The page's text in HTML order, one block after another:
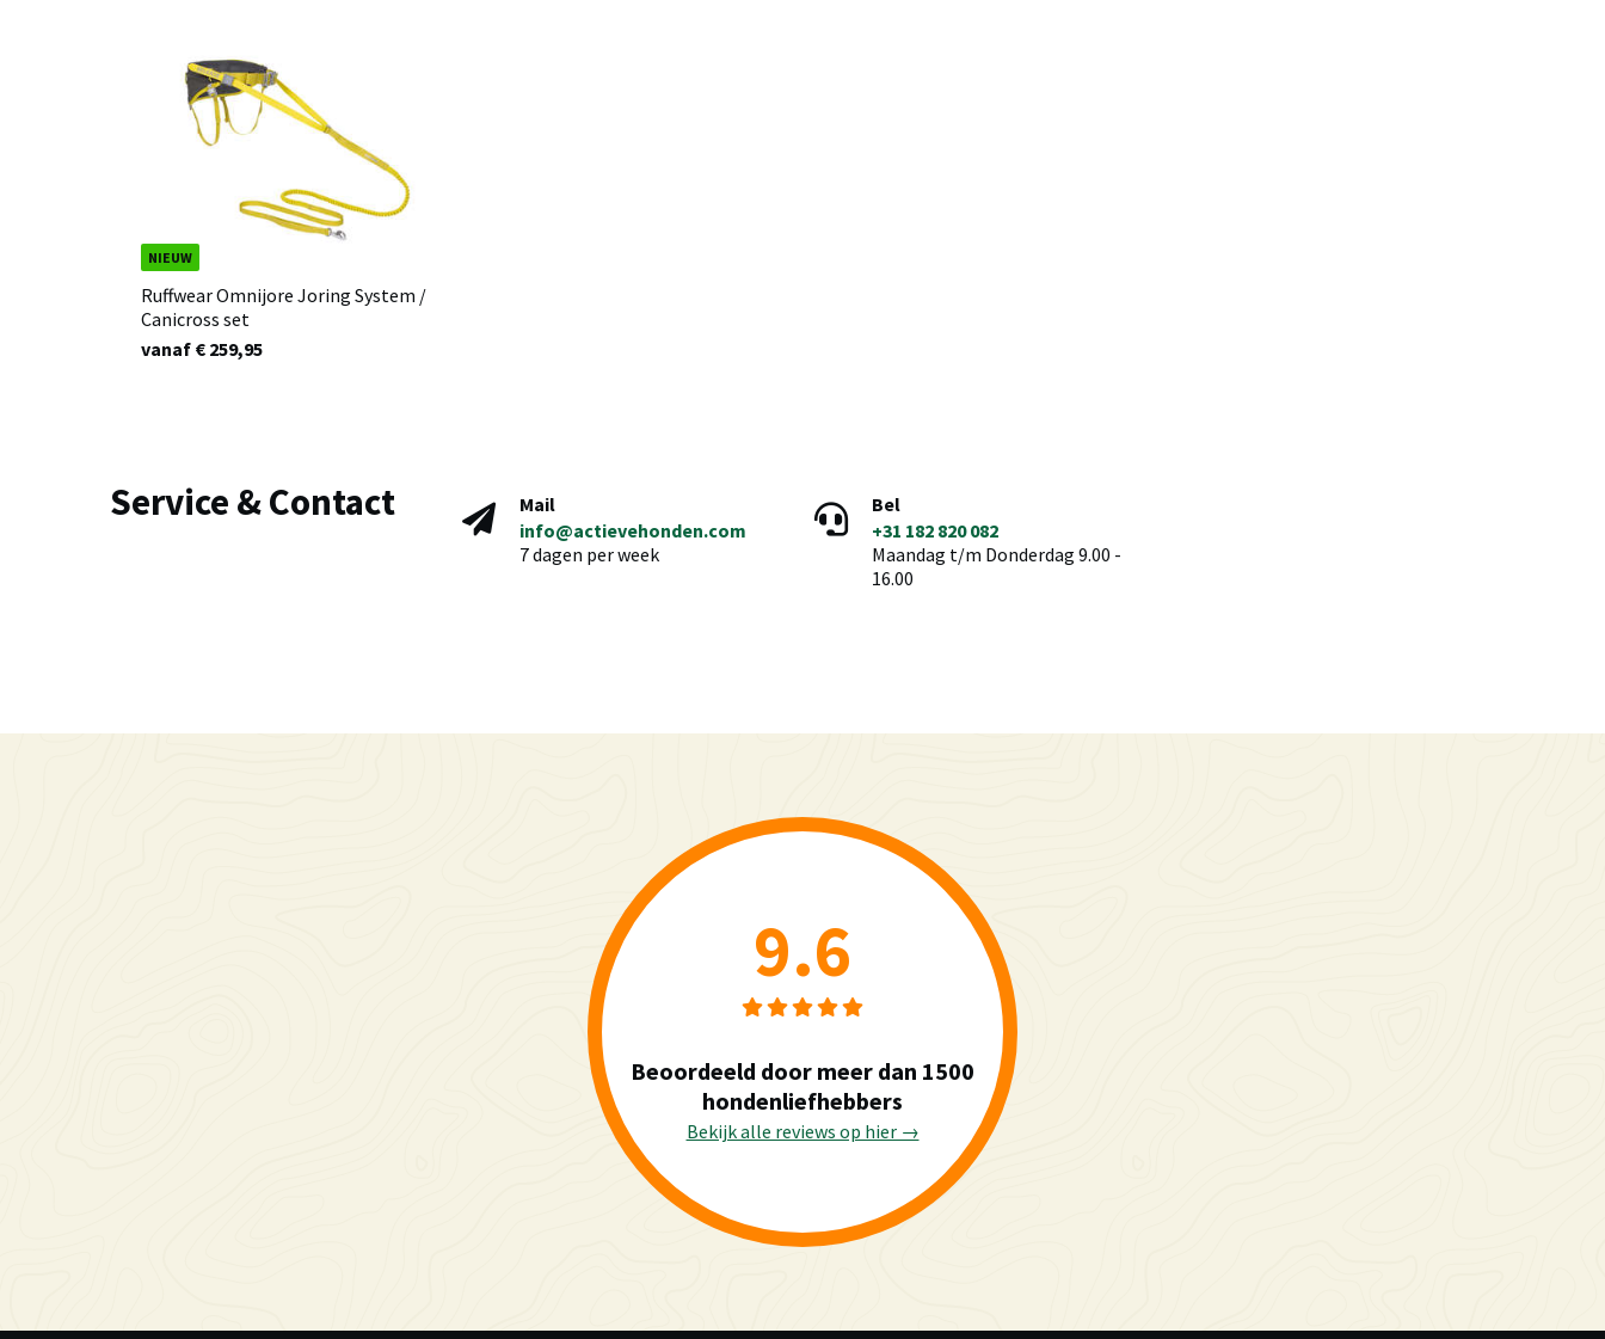
NIEUW
Ruffwear Omnijore Joring System /
Canicross set
vanaf € 259,95
Service & Contact
Mail
info@actievehonden.com
7 dagen per week
Bel
+31 182 820 082
Maandag t/m Donderdag 9.00 -
16.00
9.6
Beoordeeld door meer dan 1500
hondenliefhebbers
Bekijk alle reviews op hier →